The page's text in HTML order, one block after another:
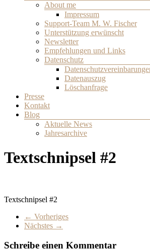
About me
Impressum
Support-Team M. W. Fischer
Unterstützung erwünscht
Newsletter
Empfehlungen und Links
Datenschutz
Datenauszug
Löschanfrage
Presse
Kontakt
Blog
Aktuelle News
Jahresarchive
Textschnipsel #2
Textschnipsel #2
← Vorheriges
Nächstes →
Schreibe einen Kommentar